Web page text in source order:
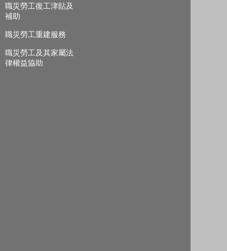
職災勞工復工津貼及
補助
職災勞工重建服務
職災勞工及其家屬法
律權益協助